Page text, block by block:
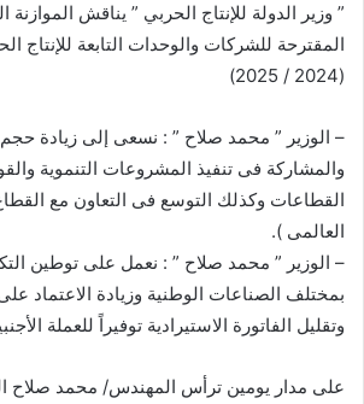
” وزير الدولة للإنتاج الحربي ” يناقش الموازنة
المقترحة للشركات والوحدات التابعة للإنتاج
(2024 / 2025)
– الوزير ” محمد صلاح ” : نسعى إلى زيادة
والمشاركة فى تنفيذ المشروعات التنموية
القطاعات وكذلك التوسع فى التعاون مع
العالمى ).
– الوزير ” محمد صلاح ” : نعمل على توطين
بمختلف الصناعات الوطنية وزيادة الاعتماد
وتقليل الفاتورة الاستيرادية توفيراً للعملة
على مدار يومين ترأس المهندس/ محمد صلاح